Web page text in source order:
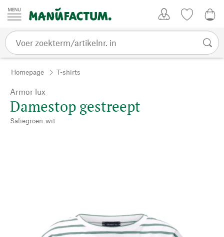
Passer au contenu
Homepage T-shirts
Armor lux
Damestop gestreept
Saliegroen-wit